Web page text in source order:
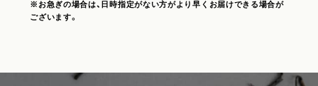
※お急ぎの場合は、日時指定がない方がより早くお届けできる場合が
ございます。